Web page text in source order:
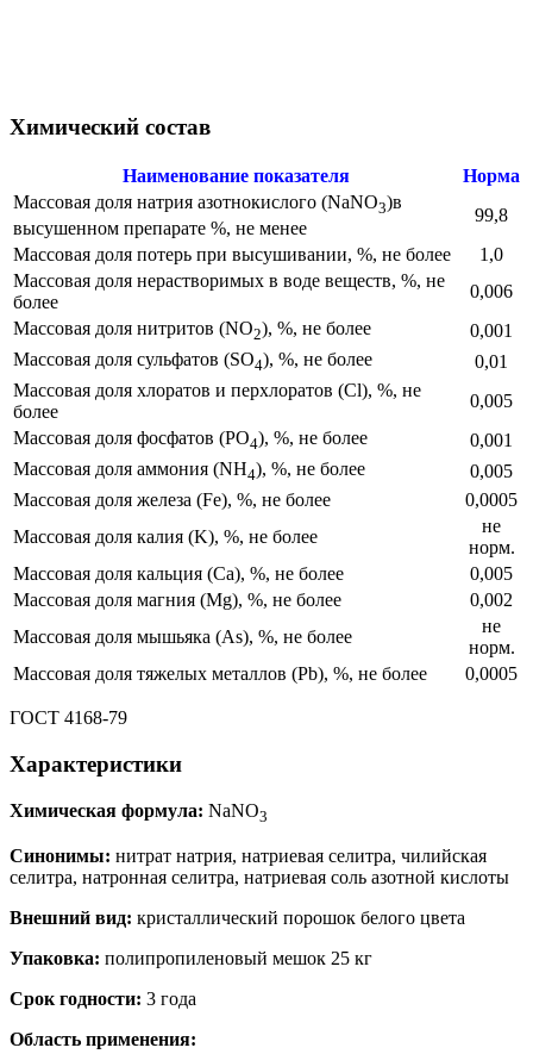
Химический состав
Наименование показателя
Норма
Массовая доля натрия азотнокислого (NaNO3)в
высушенном препарате %, не менее
99,8
Массовая доля потерь при высушивании, %, не более
1,0
Массовая доля нерастворимых в воде веществ, %, не
более
0,006
Массовая доля нитритов (NO2), %, не более
0,001
Массовая доля сульфатов (SO4), %, не более
0,01
Массовая доля хлоратов и перхлоратов (Cl), %, не
более
0,005
Массовая доля фосфатов (PO4), %, не более
0,001
Массовая доля аммония (NH4), %, не более
0,005
Массовая доля железа (Fe), %, не более
0,0005
Массовая доля калия (K), %, не более
не
норм.
Массовая доля кальция (Ca), %, не более
0,005
Массовая доля магния (Mg), %, не более
0,002
Массовая доля мышьяка (As), %, не более
не
норм.
Массовая доля тяжелых металлов (Pb), %, не более
0,0005
ГОСТ 4168-79
Характеристики
Химическая формула: NaNO3
Синонимы: нитрат натрия, натриевая селитра, чилийская
селитра, натронная селитра, натриевая соль азотной кислоты
Внешний вид: кристаллический порошок белого цвета
Упаковка: полипропиленовый мешок 25 кг
Срок годности: 3 года
Область применения: